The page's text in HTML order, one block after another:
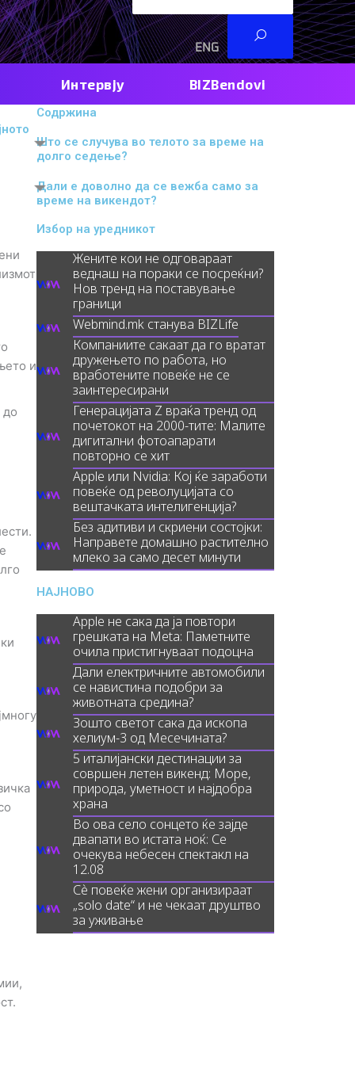
ENG
Интервју BIZBendovi
и
до
Содржина
Што се случува во телото за време на
долго седење?
Дали е доволно да се вежба само за
време на викендот?
Избор на уредникот
Жените кои не одговараат
веднаш на пораки се посреќни?
Нов тренд на поставување
граници
Webmind.mk станува BIZLife
Компаниите сакаат да го вратат
дружењето по работа, но
вработените повеќе не се
заинтересирани
Генерацијата Z враќа тренд од
почетокот на 2000-тите: Малите
дигитални фотоапарати
повторно се хит
Apple или Nvidia: Кој ќе заработи
повеќе од револуцијата со
вештачката интелигенција?
Без адитиви и скриени состојки:
Направете домашно растително
млеко за само десет минути
НАЈНОВО
Apple не сака да ја повтори
грешката на Meta: Паметните
очила пристигнуваат подоцна
Дали електричните автомобили
се навистина подобри за
животната средина?
Зошто светот сака да ископа
хелиум-3 од Месечината?
5 италијански дестинации за
совршен летен викенд: Море,
природа, уметност и најдобра
храна
Во ова село сонцето ќе зајде
двапати во истата ноќ: Се
очекува небесен спектакл на
12.08
Сè повеќе жени организираат
„solo date“ и не чекаат друштво
за уживање